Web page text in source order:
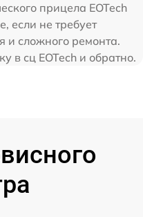
прицела EOTech
если не требует
и сложного ремонта.
в сц EOTech и обратно.